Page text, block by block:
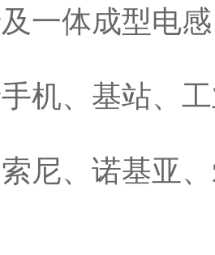
一体成型电
机、基站、
尼、诺基亚